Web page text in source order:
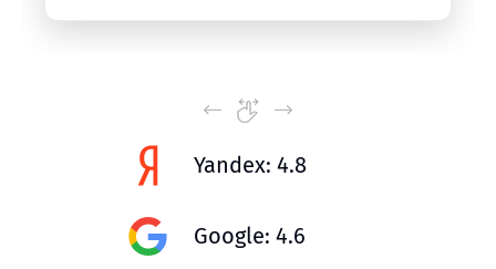
Yandex: 4.8
Google: 4.6